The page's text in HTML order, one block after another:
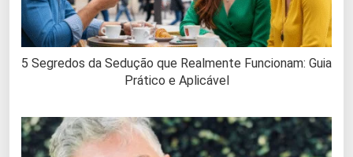
5 Segredos da Sedução que Realmente Funcionam: Guia
Prático e Aplicável